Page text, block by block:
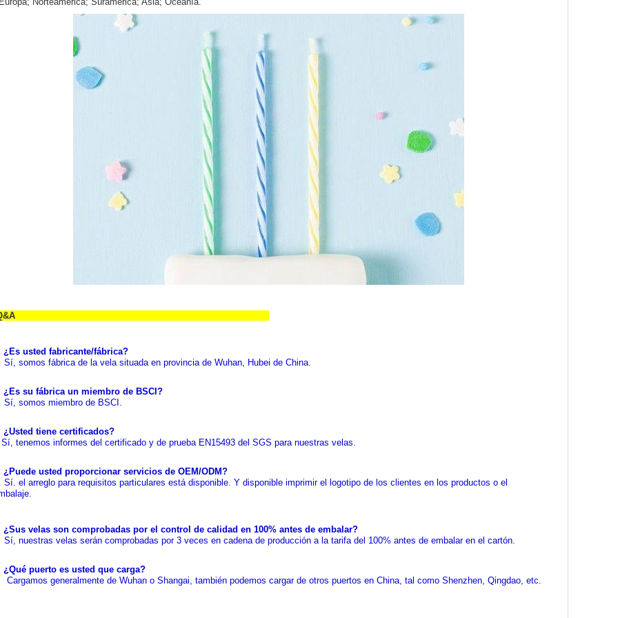
¿Es usted fabricante/fábrica?
somos fábrica de la vela situada en provincia de Wuhan, Hubei de China.
¿Es su fábrica un miembro de BSCI?
somos miembro de BSCI.
¿Usted tiene certificados?
tenemos informes del certificado y de prueba EN15493 del SGS para nuestras velas.
¿Puede usted proporcionar servicios de OEM/ODM?
el arreglo para requisitos particulares está disponible. Y disponible imprimir el logotipo de los clientes en los productos o el
¿Sus velas son comprobadas por el control de calidad en 100% antes de embalar?
nuestras velas serán comprobadas por 3 veces en cadena de producción a la tarifa del 100% antes de embalar en el cartón.
¿Qué puerto es usted que carga?
generalmente de Wuhan o Shangai, también podemos cargar de otros puertos en China, tal como Shenzhen, Qingdao, etc.